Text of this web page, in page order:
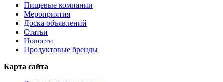
Пищевые компании
Мероприятия
Доска объявлений
Статьи
Новости
Продуктовые бренды
Карта сайта